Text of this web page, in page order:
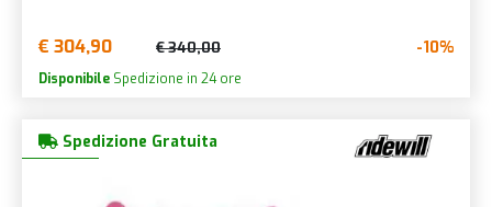
€ 304,90 € 340,00 -10%
Disponibile Spedizione in 24 ore
Spedizione Gratuita